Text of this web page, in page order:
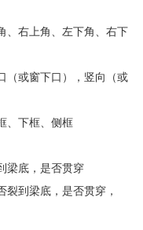
、右上角、左下角、右下
（或窗下口），竖向（或
、下框、侧框
梁底，是否贯穿
到梁底，是否贯穿，